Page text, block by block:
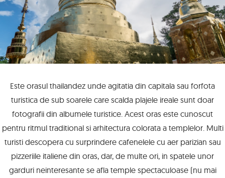
Este orasul thailandez unde agitatia din capitala sau forfota
turistica de sub soarele care scalda plajele ireale sunt doar
fotografii din albumele turistice. Acest oras este cunoscut
pentru ritmul traditional si arhitectura colorata a templelor. Multi
turisti descopera cu surprindere cafenelele cu aer parizian sau
pizzeriile italiene din oras, dar, de multe ori, in spatele unor
garduri neinteresante se afla temple spectaculoase (nu mai